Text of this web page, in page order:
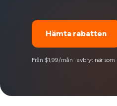
Hämta rabatten
Från $1,99/mån · avbryt när